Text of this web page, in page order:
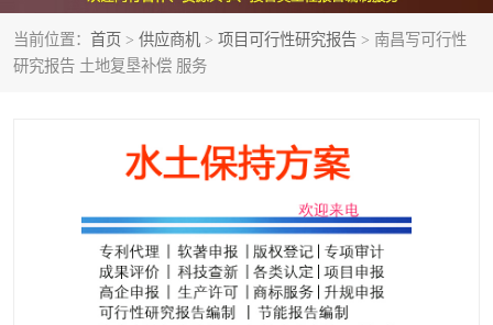
当前位置： 首页 > 供应商机 > 项目可行性研究报告 > 南昌写可行性
研究报告 土地复垦补偿 服务
节能评估报告